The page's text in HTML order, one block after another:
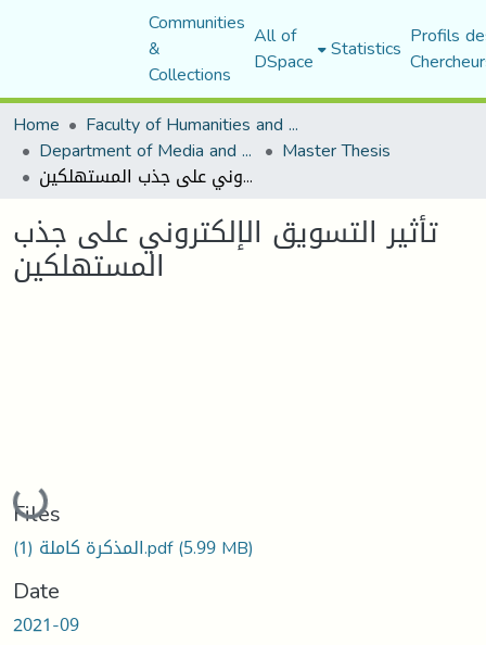
Communities
&
Collections
All of
DSpace Statistics Profils
Home
Faculty of Humanities and Social Sciences
Department of Media and Communication Studies Master Thesis
تأثير التسويق الإلكتروني على جذب المستهلكين
تأثير التسويق الإلكتروني على جذب
المستهلكين
Loading...
Files
المذكرة كاملة (1).pdf(5.99 MB)
Date
2021-09